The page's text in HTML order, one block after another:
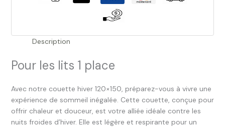
Description
Pour les lits 1 place
Avec notre couette hiver 120×150, préparez-vous à vivre une
expérience de sommeil inégalée. Cette couette, conçue pour
offrir chaleur et douceur, est votre alliée idéale contre les
nuits froides d’hiver. Elle est légère et respirante pour un